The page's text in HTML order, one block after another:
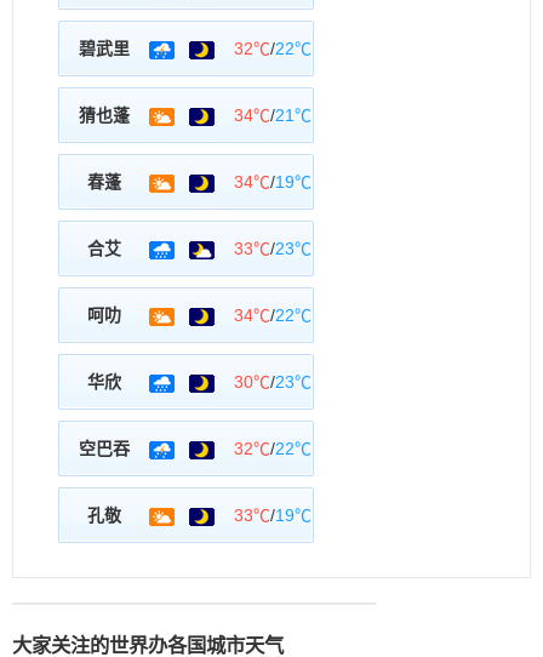
碧武里 32℃/22℃
猜也蓬 34℃/21℃
春蓬 34℃/19℃
合艾 33℃/23℃
呵叻 34℃/22℃
华欣 30℃/23℃
空巴吞 32℃/22℃
孔敬 33℃/19℃
大家关注的世界办各国城市天气